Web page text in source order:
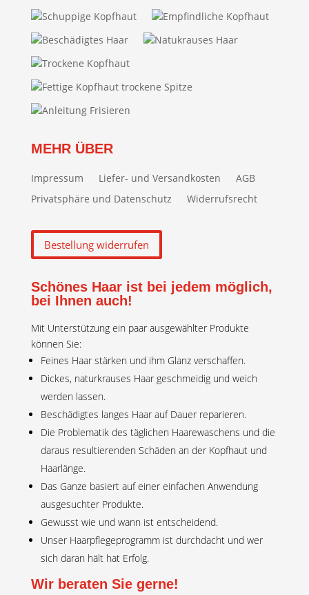
Schuppige Kopfhaut
Empfindliche Kopfhaut
Beschädigtes Haar
Natukrauses Haar
Trockene Kopfhaut
Fettige Kopfhaut trockene Spitze
Anleitung Frisieren
MEHR ÜBER
Impressum Liefer- und Versandkosten
AGB
Privatsphäre und Datenschutz
Widerrufsrecht
Bestellung widerrufen
Schönes Haar ist bei jedem möglich,
bei Ihnen auch!
Mit Unterstützung ein paar ausgewählter Produkte
können Sie:
Feines Haar stärken und ihm Glanz verschaffen.
Dickes, naturkrauses Haar geschmeidig und weich
werden lassen.
Beschädigtes langes Haar auf Dauer reparieren.
Die Problematik des täglichen Haarewaschens und die
daraus resultierenden Schäden an der Kopfhaut und
Haarlänge.
Das Ganze basiert auf einer einfachen Anwendung
ausgesuchter Produkte.
Gewusst wie und wann ist entscheidend.
Unser Haarpflegeprogramm ist durchdacht und wer
sich daran hält hat Erfolg.
Wir beraten Sie gerne!